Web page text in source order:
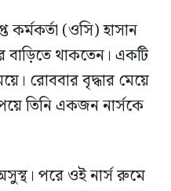
কর্মকর্তা (ওসি) হাসান
বাড়িতে থাকতেন। একটি
রোববার বৃদ্ধার মেয়ে
তিনি একজন নার্সকে
পরে ওই নার্স রুমে